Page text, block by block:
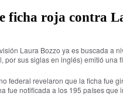
ficha roja contra
Laura Bozzo ya es buscada a
por sus siglas en inglés) emitió una
federal revelaron que la ficha fue
fue notificada a los 195 países que